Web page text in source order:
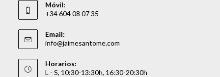
Móvil:
+34 604 08 07 35
Email:
info@jaimesantome.com
Horarios:
L - S, 10:30-13:30h, 16:30-20:30h